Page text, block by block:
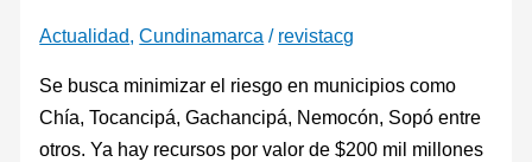
Actualidad,Cundinamarca / revistacg
Se busca minimizar el riesgo en municipios como
Chía, Tocancipá, Gachancipá, Nemocón, Sopó entre
otros. Ya hay recursos por valor de $200 mil millones